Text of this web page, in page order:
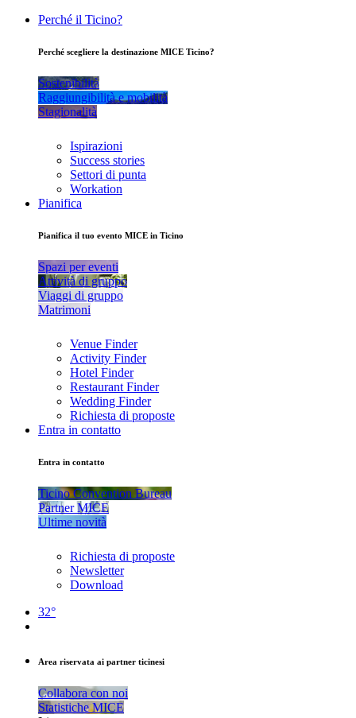
Perché il Ticino?
Perché scegliere la destinazione MICE Ticino?
Sostenibilità
Raggiungibilità e mobilità
Stagionalità
Ispirazioni
Success stories
Settori di punta
Workation
Pianifica
Pianifica il tuo evento MICE in Ticino
Spazi per eventi
Attività di gruppo
Viaggi di gruppo
Matrimoni
Venue Finder
Activity Finder
Hotel Finder
Restaurant Finder
Wedding Finder
Richiesta di proposte
Entra in contatto
Entra in contatto
Ticino Convention Bureau
Partner MICE
Ultime novità
Richiesta di proposte
Newsletter
Download
32°
Area riservata ai partner ticinesi
Collabora con noi
Statistiche MICE